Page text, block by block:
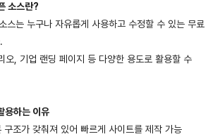
소스란?
스는 누구나 자유롭게 사용하고 수정할 수 있는 무료
오, 기업 랜딩 페이지 등 다양한 용도로 활용할 수
용하는 이유
조가 갖춰져 있어 빠르게 사이트를 제작 가능